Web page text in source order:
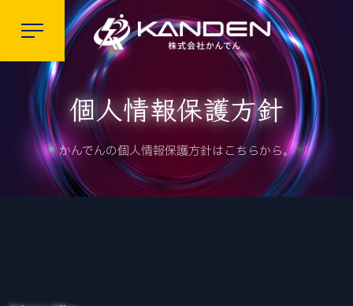
個人情報保護方針
かんでんの個人情報保護方針はこちらから。